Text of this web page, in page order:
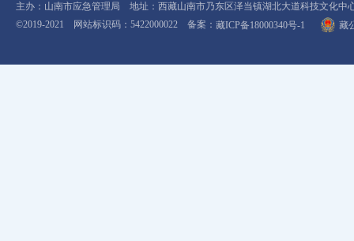
主办：山南市应急管理局 地址：西藏山南市乃东区泽当镇湖北大道科技文化中
©2019-2021 网站标识码：5422000022 备案： 藏ICP备18000340号-1 藏